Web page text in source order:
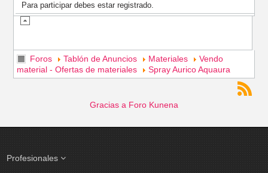
Para participar debes estar registrado.
Foros Tablón de Anuncios Materiales
Vendo
material - Ofertas de materiales
Spray Aurico Aquaura
Gracias a Foro Kunena
Profesionales